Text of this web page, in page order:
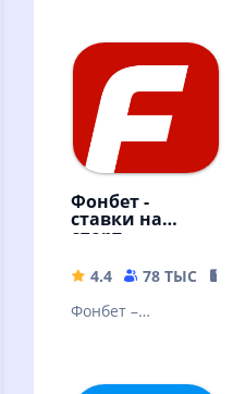
Фонбет -
ставки на
спорт
4.4 78 ТЫС
Фонбет –
букмекер дарит